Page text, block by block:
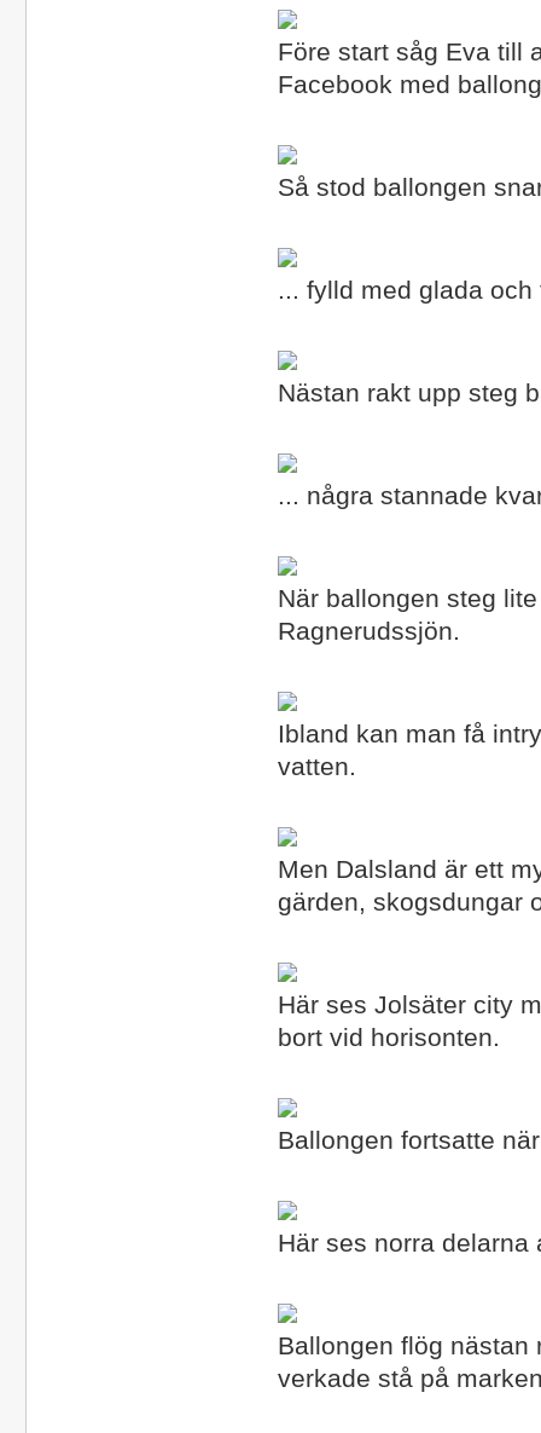
Före start såg Eva till
Facebook med
Så stod ballongen
... fylld med glada
Nästan rakt upp steg
... några stannade
När ballongen steg
Ragnerudssjön.
Ibland kan man få
vatten.
Men Dalsland är ett
gärden, skogsdungar
Här ses Jolsäter city
bort vid horisonten.
Ballongen fortsatte
Här ses norra delarna
Ballongen flög nästan
verkade stå på